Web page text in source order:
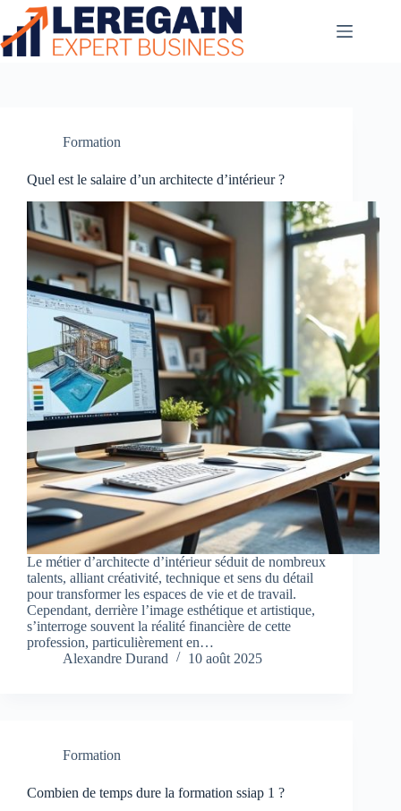
Passer
contenu
Formation
Quel est le salaire d’un architecte d’intérieur ?
Le métier d’architecte d’intérieur séduit de nombreux
talents, alliant créativité, technique et sens du détail
pour transformer les espaces de vie et de travail.
Cependant, derrière l’image esthétique et artistique,
s’interroge souvent la réalité financière de cette
profession, particulièrement en…
Alexandre Durand
10 août 2025
Formation
Combien de temps dure la formation ssiap 1 ?